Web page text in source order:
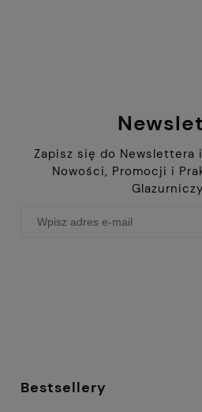
Zapisz się do Newslettera
Nowości, Promocji i
Bestsellery